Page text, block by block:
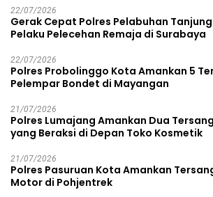
22/07/2026
Gerak Cepat Polres Pelabuhan
Pelaku Pelecehan Remaja di Surabaya
22/07/2026
Polres Probolinggo Kota Amankan 5
Pelempar Bondet di Mayangan
21/07/2026
Polres Lumajang Amankan Dua
yang Beraksi di Depan Toko Kosmetik
21/07/2026
Polres Pasuruan Kota Amankan
Motor di Pohjentrek